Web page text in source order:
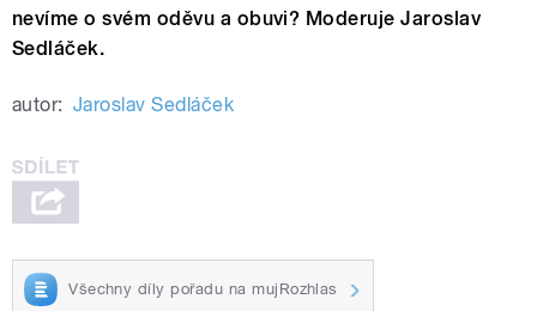
nevíme o svém oděvu a obuvi? Moderuje Jaroslav
Sedláček.
autor: Jaroslav Sedláček
Všechny díly pořadu na mujRozhlas